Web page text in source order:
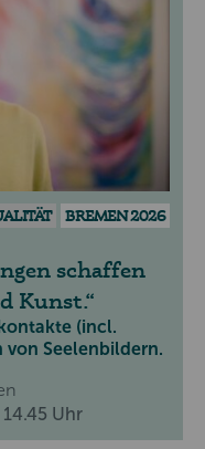
BREMEN 2026
schaffen
Kunst.
(incl.
von Seelenbildern.
14.45 Uhr